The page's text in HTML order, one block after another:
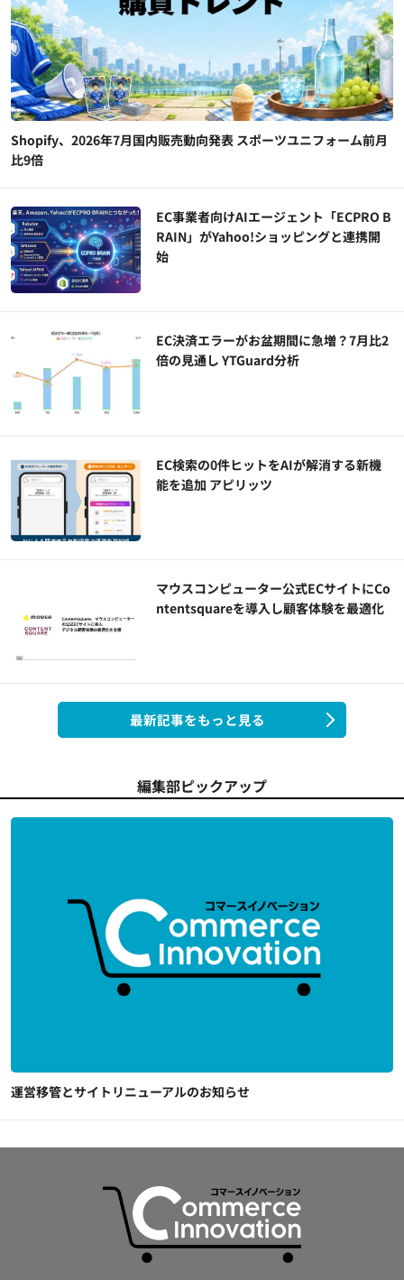
Shopify、2026年7月国内販売動向発表 スポーツユニフォーム前月
比9倍
EC事業者向けAIエージェント「ECPRO B
RAIN」がYahoo!ショッピングと連携開
始
EC決済エラーがお盆期間に急増？7月比2
倍の見通し YTGuard分析
EC検索の0件ヒットをAIが解消する新機
能を追加 アピリッツ
マウスコンピューター公式ECサイトにCo
ntentsquareを導入し顧客体験を最適化
最新記事をもっと見る
編集部ピックアップ
運営移管とサイトリニューアルのお知らせ